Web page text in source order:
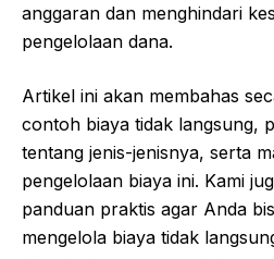
anggaran dan menghindari
pengelolaan dana.
Artikel ini akan membahas
contoh biaya tidak langsung,
tentang jenis-jenisnya, serta
pengelolaan biaya ini. Kami
panduan praktis agar Anda
mengelola biaya tidak